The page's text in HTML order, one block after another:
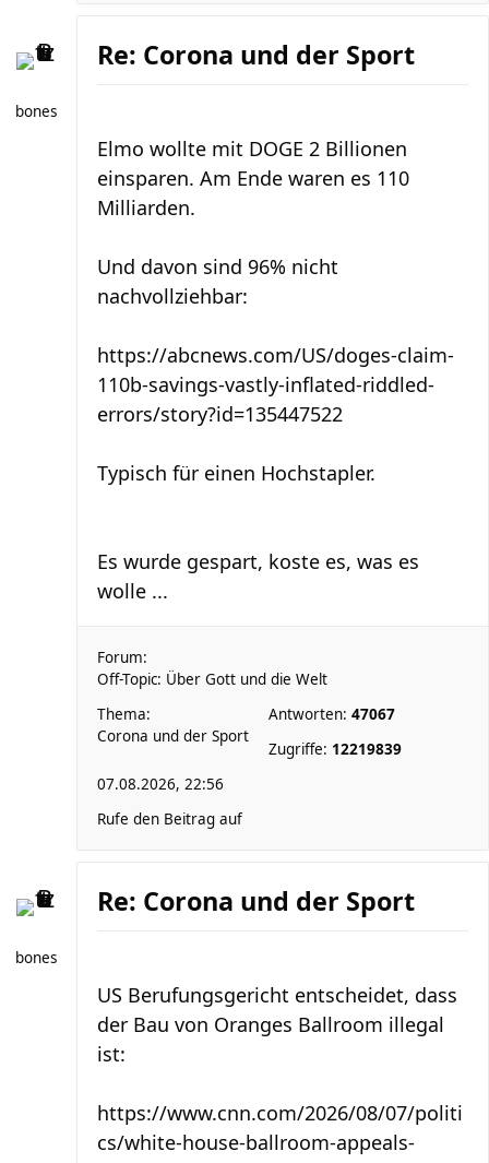
bones
Re: Corona und der Sport
Elmo wollte mit DOGE 2 Billionen
einsparen. Am Ende waren es 110
Milliarden.
Und davon sind 96% nicht
nachvollziehbar:
https://abcnews.com/US/doges-claim-
110b-savings-vastly-inflated-riddled-
errors/story?id=135447522
Typisch für einen Hochstapler.
Es wurde gespart, koste es, was es
wolle ...
Forum:
Off-Topic: Über Gott und die Welt
Thema:
Corona und der Sport
Antworten: 47067
Zugriffe: 12219839
07.08.2026, 22:56
Rufe den Beitrag auf
bones
Re: Corona und der Sport
US Berufungsgericht entscheidet, dass
der Bau von Oranges Ballroom illegal
ist:
https://www.cnn.com/2026/08/07/politi
cs/white-house-ballroom-appeals-